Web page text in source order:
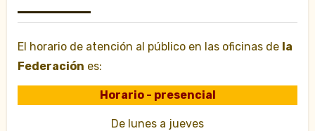
El horario de atención al público en las oficinas de la
Federación es:
Horario - presencial
De lunes a jueves